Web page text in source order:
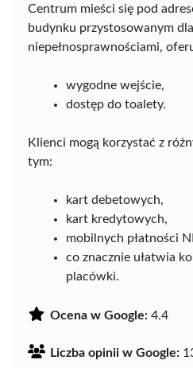
Centrum mieści się pod
budynku przystosowanym
niepełnosprawnościami,
wygodne wejście,
dostęp do toalety.
Klienci mogą korzystać z
tym:
kart debetowych,
kart kredytowych,
mobilnych płatności
co znacznie ułatwia
placówki.
Ocena w Google: 4.4
Liczba opinii w Google: